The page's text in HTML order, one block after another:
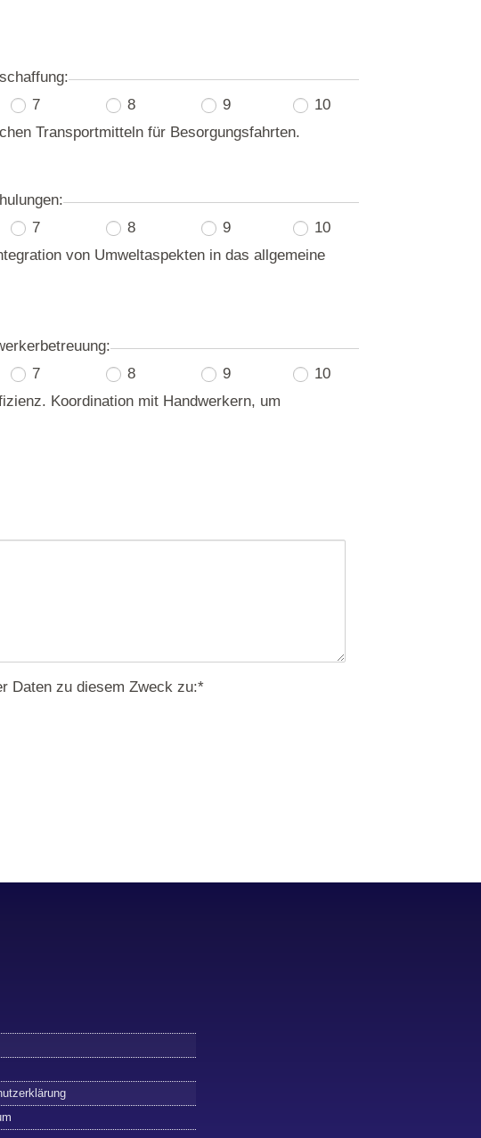
7 8 9
10
Transportmitteln für Besorgungsfahrten.
7 8 9
10
von Umweltaspekten in das allgemeine
7 8 9
10
Koordination mit Handwerkern, um
Daten zu diesem Zweck zu:*